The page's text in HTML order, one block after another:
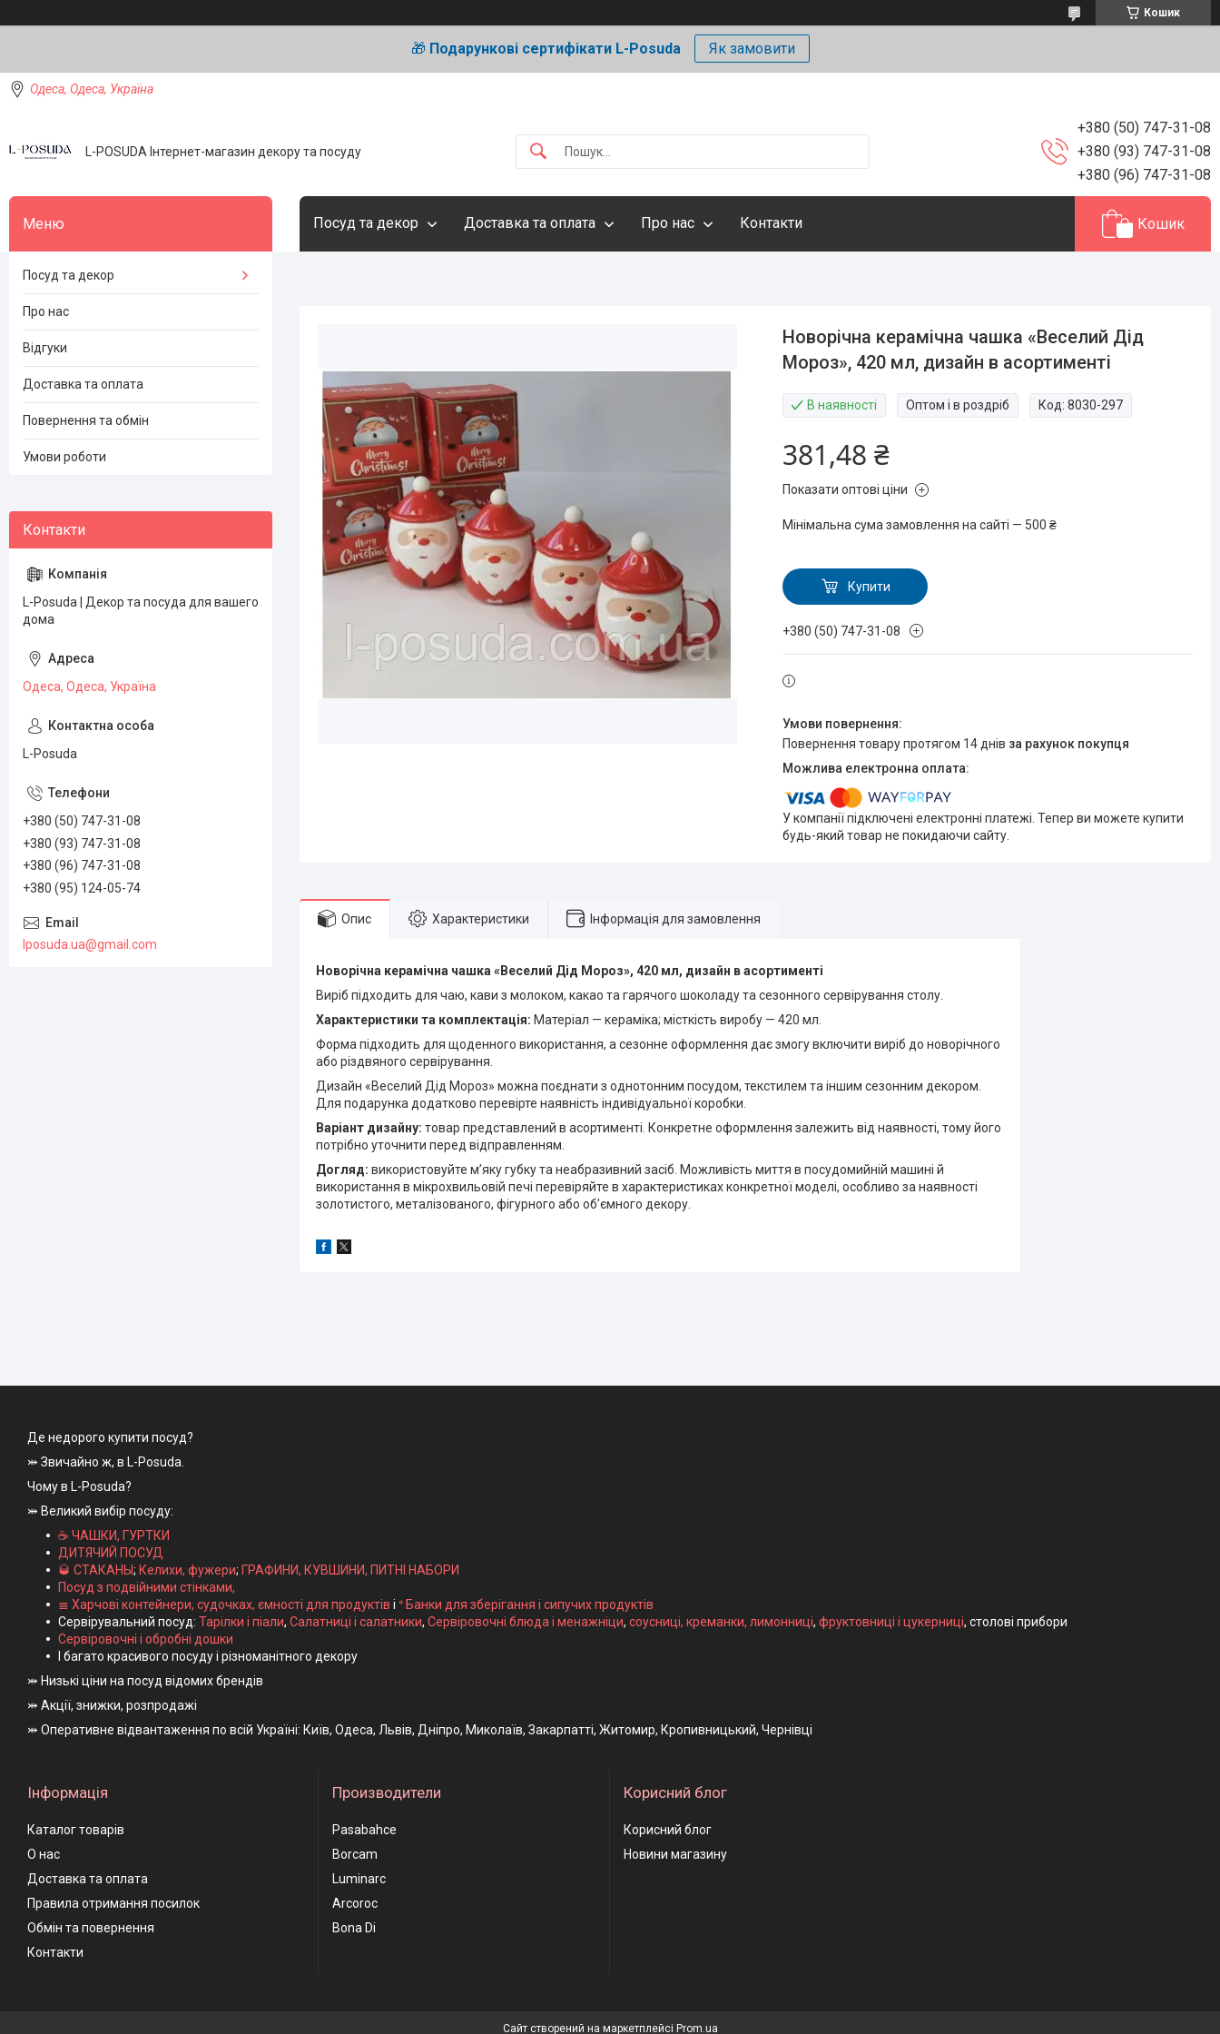
Кошик
🎁 Подарункові сертифікати L-Posuda Як замовити
Одеса, Одеса, Україна
L-POSUDA Інтернет-магазин декору та посуду
+380 (50) 747-31-08
+380 (93) 747-31-08
+380 (96) 747-31-08
Посуд та декор Доставка та оплата Про нас Контакти Кошик
Новорічна керамічна чашка «Веселий Дід
Мороз», 420 мл, дизайн в асортименті
В наявності Оптом і в роздріб Код:8030-297
381,48 ₴
Показати оптові ціни
Мінімальна сума замовлення на сайті — 500 ₴
Купити
+380 (50) 747-31-08
повернення товару протягом 14 днів за рахунок покупця
У компанії підключені електронні платежі. Тепер ви можете купити
будь-який товар не покидаючи сайту.
Опис Характеристики Інформація для замовлення
Новорічна керамічна чашка «Веселий Дід Мороз», 420 мл, дизайн в асортименті
Виріб підходить для чаю, кави з молоком, какао та гарячого шоколаду та сезонного сервірування столу.
Характеристики та комплектація: Матеріал — кераміка; місткість виробу — 420 мл.
Форма підходить для щоденного використання, а сезонне оформлення дає змогу включити виріб до новорічного
або різдвяного сервірування.
Дизайн «Веселий Дід Мороз» можна поєднати з однотонним посудом, текстилем та іншим сезонним декором.
Для подарунка додатково перевірте наявність індивідуальної коробки.
Варіант дизайну: товар представлений в асортименті. Конкретне оформлення залежить від наявності, тому його
потрібно уточнити перед відправленням.
Догляд: використовуйте м’яку губку та неабразивний засіб. Можливість миття в посудомийній машині й
використання в мікрохвильовій печі перевіряйте в характеристиках конкретної моделі, особливо за наявності
золотистого, металізованого, фігурного або об’ємного декору.
Посуд та декор
Про нас
Відгуки
Доставка та оплата
Повернення та обмін
Умови роботи
L-Posuda | Декор та посуда для вашего
дома
Одеса, Одеса, Україна
L-Posuda
+380 (50) 747-31-08
+380 (93) 747-31-08
+380 (96) 747-31-08
+380 (95) 124-05-74
lposuda.ua@gmail.com
Де недорого купити посуд?
⤗ Звичайно ж, в L-Posuda.
Чому в L-Posuda?
⤗ Великий вибір посуду:
☕ ЧАШКИ, ГУРТКИ
ДИТЯЧИЙ ПОСУД
🥃 СТАКАНЫ; Келихи, фужери; ГРАФИНИ, КУВШИНИ, ПИТНІ НАБОРИ
Посуд з подвійними стінками,
≣ Харчові контейнери, судочках, ємності для продуктів і ᐤ Банки для зберігання і сипучих продуктів
Сервірувальний посуд: Тарілки і піали, Салатниці і салатники, Сервіровочні блюда і менажніци, соусниці, креманки, лимонниці, фруктовниці і цукерниці, столові прибори
Сервіровочні і обробні дошки
І багато красивого посуду і різноманітного декору
⤗ Низькі ціни на посуд відомих брендів
⤗ Акції, знижки, розпродажі
⤗ Оперативне відвантаження по всій Україні: Київ, Одеса, Львів, Дніпро, Миколаїв, Закарпатті, Житомир, Кропивницький, Чернівці
Інформація
Каталог товарів
О нас
Доставка та оплата
Правила отримання посилок
Обмін та повернення
Контакти
Производители
Pasabahce
Borcam
Luminarc
Arcoroc
Bona Di
Корисний блог
Корисний блог
Новини магазину
Сайт створений на маркетплейсі Prom.ua